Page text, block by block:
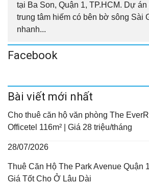
tại Ba Son, Quận 1, TP.HCM. Dự
trung tâm hiếm có bên bờ sông Sài
nhanh...
Facebook
Bài viết mới nhất
Cho thuê căn hộ văn phòng The
Officetel 116m² | Giá 28 triệu/tháng
28/07/2026
Thuê Căn Hộ The Park Avenue Quận
Giá Tốt Cho Ở Lâu Dài